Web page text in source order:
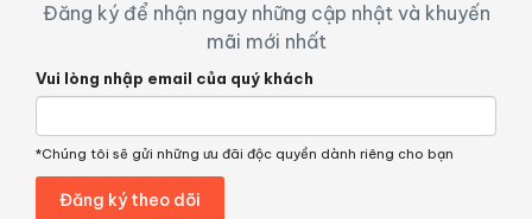
Đăng ký để nhận ngay những cập nhật và khuyến
mãi mới nhất
Vui lòng nhập email của quý khách
*Chúng tôi sẽ gửi những ưu đãi độc quyền dành riêng cho bạn